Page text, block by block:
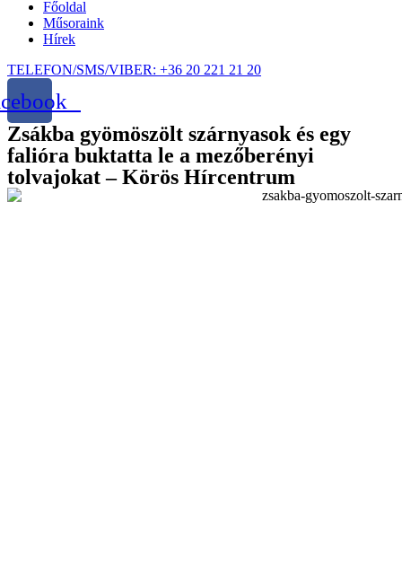
Főoldal
Műsoraink
Hírek
TELEFON/SMS/VIBER: +36 20 221 21 20
Zsákba gyömöszölt szárnyasok és egy
falióra buktatta le a mezőberényi
tolvajokat – Körös Hírcentrum